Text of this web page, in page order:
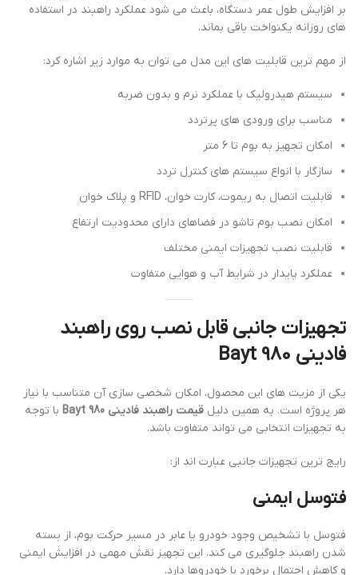
بر افزایش طول عمر دستگاه، باعث می شود عملکرد راهبند در استفاده
های روزانه یکنواخت باقی بماند.
از مهم ترین قابلیت های این مدل می توان به موارد زیر اشاره کرد:
سیستم هیدرولیک با عملکرد نرم و بدون ضربه
مناسب برای ورودی های پرتردد
امکان تجهیز به بوم تا 6 متر
سازگار با انواع سیستم های کنترل تردد
قابلیت اتصال به ریموت، کارت خوان، RFID و پلاک خوان
امکان نصب بوم تاشو در فضاهای دارای محدودیت ارتفاع
قابلیت نصب تجهیزات ایمنی مختلف
عملکرد پایدار در شرایط آب و هوایی متفاوت
تجهیزات جانبی قابل نصب روی راهبند
فادینی Bayt 980
یکی از مزیت های این محصول، امکان شخصی سازی آن متناسب با نیاز
هر پروژه است. به همین دلیل قیمت راهبند فادینی Bayt 980
با توجه
به تجهیزات انتخابی می تواند متفاوت باشد.
رایج ترین تجهیزات جانبی عبارت اند از:
فتوسل ایمنی
فتوسل با تشخیص وجود خودرو یا عابر در مسیر حرکت بوم، از بسته
شدن راهبند جلوگیری می کند. این تجهیز نقش مهمی در افزایش ایمنی
و کاهش احتمال برخورد با خودروها دارد.